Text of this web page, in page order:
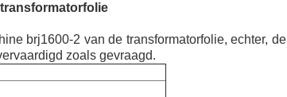
transformatorfolie
brj1600-2 van de transformatorfolie, echter, de
zoals gevraagd.